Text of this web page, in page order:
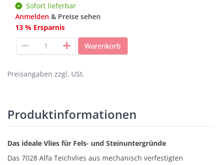
Sofort lieferbar
Anmelden & Preise sehen
13 % Ersparnis
Preisangaben zzgl. USt.
Produktinformationen
Das ideale Vlies für Fels- und Steinuntergründe
Das 7028 Alfa Teichvlies aus mechanisch verfestigten